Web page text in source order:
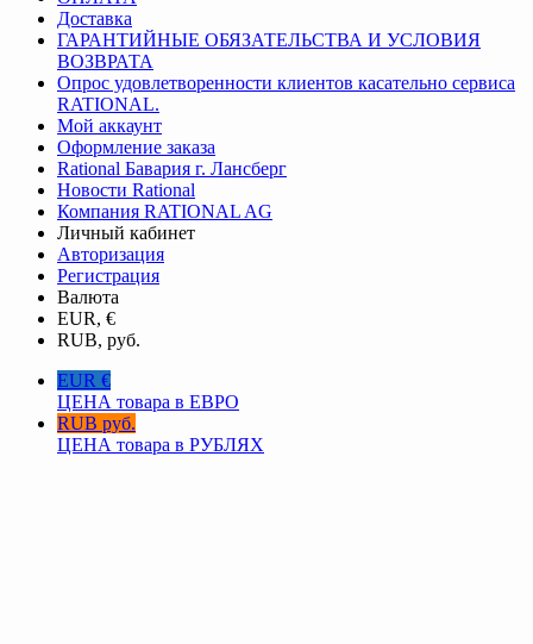
Доставка
ГАРАНТИЙНЫЕ ОБЯЗАТЕЛЬСТВА И УСЛОВИЯ
ВОЗВРАТА
Опрос удовлетворенности клиентов касательно сервиса
RATIONAL.
Мой аккаунт
Оформление заказа
Rational Бавария г. Лансберг
Новости Rational
Компания RATIONAL AG
Личный кабинет
Авторизация
Регистрация
Валюта
EUR, €
RUB, руб.
EUR €
ЦЕНА товара в ЕВРО
RUB руб.
ЦЕНА товара в РУБЛЯХ